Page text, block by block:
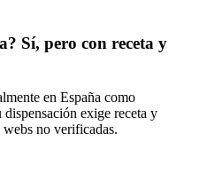
Sí, pero con receta y
en España como
exige receta y
no verificadas.